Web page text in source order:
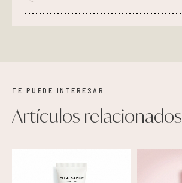
TE PUEDE INTERESAR
Artículos relacionados